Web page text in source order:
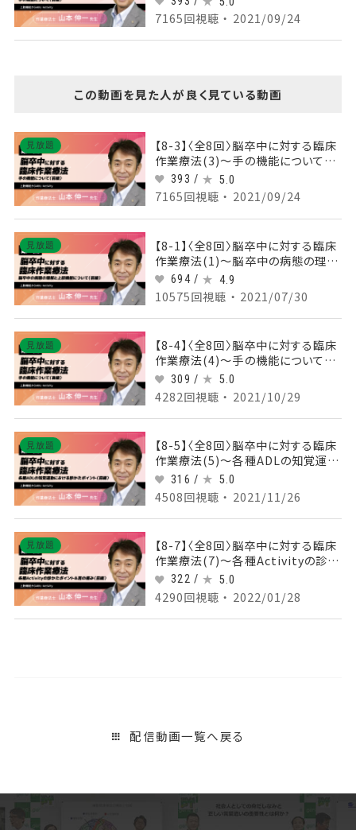
7165回視聴 ・ 2021/09/24
この動画を見た人が良く見ている動画
見放題
【8-3】〈全8回〉脳卒中に対する臨床
作業療法(3)～手の機能について
（前編）～
393 / 5.0
7165回視聴 ・ 2021/09/24
見放題
【8-1】〈全8回〉脳卒中に対する臨床
作業療法(1)～脳卒中の病態の理解
と上肢機能について（前編）～
694 / 4.9
10575回視聴 ・ 2021/07/30
見放題
【8-4】〈全8回〉脳卒中に対する臨床
作業療法(4)～手の機能について
（後編）～
309 / 5.0
4282回視聴 ・ 2021/10/29
見放題
【8-5】〈全8回〉脳卒中に対する臨床
作業療法(5)～各種ADLの知覚運動
における診かたポイント（前編）～
316 / 5.0
4508回視聴 ・ 2021/11/26
見放題
【8-7】〈全8回〉脳卒中に対する臨床
作業療法(7)～各種Activityの診か
たポイント＆肩の痛み（前編）～
322 / 5.0
4290回視聴 ・ 2022/01/28
配信動画一覧へ戻る